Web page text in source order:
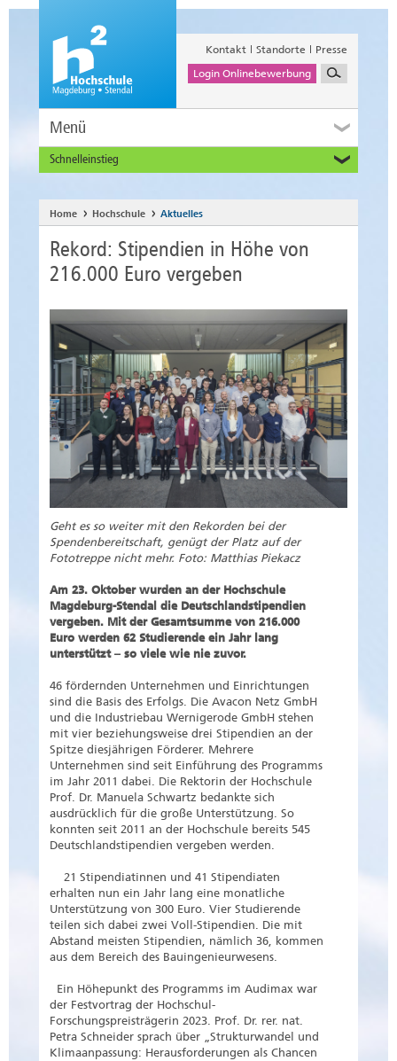
Kontakt Standorte
Presse
Login Onlinebewerbung
Menü
Schnelleinstieg
Alumni
Unternehmen und Institutionen
Studierende
Beschäftigte
Home Hochschule Aktuelles
Rekord: Stipendien in Höhe von
216.000 Euro vergeben
Geht es so weiter mit den Rekorden bei der
Spendenbereitschaft, genügt der Platz auf der
Fototreppe nicht mehr. Foto: Matthias Piekacz
Am 23. Oktober wurden an der Hochschule
Magdeburg-Stendal die Deutschlandstipendien
vergeben. Mit der Gesamtsumme von 216.000
Euro werden 62 Studierende ein Jahr lang
unterstützt – so viele wie nie zuvor.
46 fördernden Unternehmen und Einrichtungen
sind die Basis des Erfolgs. Die Avacon Netz GmbH
und die Industriebau Wernigerode GmbH stehen
mit vier beziehungsweise drei Stipendien an der
Spitze diesjährigen Förderer. Mehrere
Unternehmen sind seit Einführung des Programms
im Jahr 2011 dabei. Die Rektorin der Hochschule
Prof. Dr. Manuela Schwartz bedankte sich
ausdrücklich für die große Unterstützung. So
konnten seit 2011 an der Hochschule bereits 545
Deutschlandstipendien vergeben werden.
21 Stipendiatinnen und 41 Stipendiaten
erhalten nun ein Jahr lang eine monatliche
Unterstützung von 300 Euro. Vier Studierende
teilen sich dabei zwei Voll-Stipendien. Die mit
Abstand meisten Stipendien, nämlich 36, kommen
aus dem Bereich des Bauingenieurwesens.
Ein Höhepunkt des Programms im Audimax war
der Festvortrag der Hochschul-
Forschungspreisträgerin 2023. Prof. Dr. rer. nat.
Petra Schneider sprach über „Strukturwandel und
Klimaanpassung: Herausforderungen als Chancen